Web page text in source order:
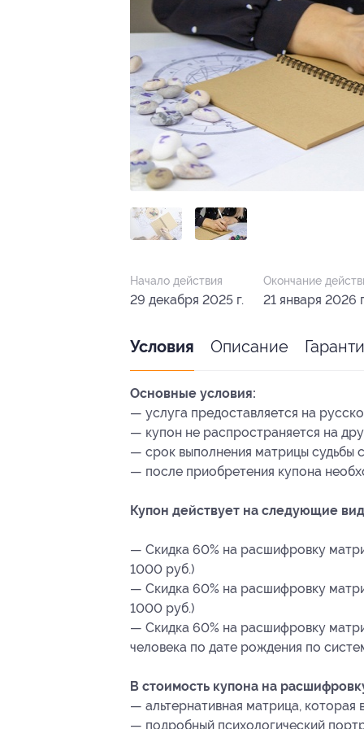
Начало действия
29 декабря 2025 г.
Окончание
21 января 2026
Условия Описание
Основные условия:
— услуга предоставляется на
— купон не распространяется на
— срок выполнения матрицы судьбы
— после приобретения купона
Купон действует на следующие
— Скидка 60% на расшифровку
1000 руб.)
— Скидка 60% на расшифровку
1000 руб.)
— Скидка 60% на расшифровку
человека по дате рождения по
В стоимость купона на
— альтернативная матрица, которая
— подробный психологический